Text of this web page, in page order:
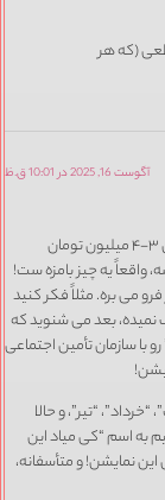
(که هر
آگوست 16, 2025 در 10:01 ق.ظ
ببینید، من نمی خوام مثل یه ناظر مالی جدی حرف بزنم، ولی این ۳-۴ میلیون تومان
واقعاً یه چیز بامزه ست!
می بره. مثلاً فکر کنید
بعد می شنوید که
با سازمان تأمین اجتماعی
“تیر”، و حالا
به اسم “کی میاد این
نمایشن! و متأسفانه،